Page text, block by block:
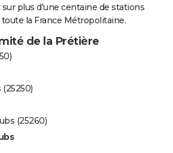
plus d'une centaine de stations
la France Métropolitaine.
de la Prétière
(25260)